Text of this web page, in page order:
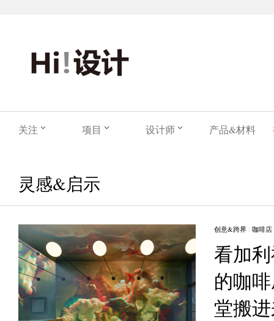
关注 项目 设计师 产品&材料
灵感&启示
创意&跨界 / 咖啡店
看加
的咖
堂搬